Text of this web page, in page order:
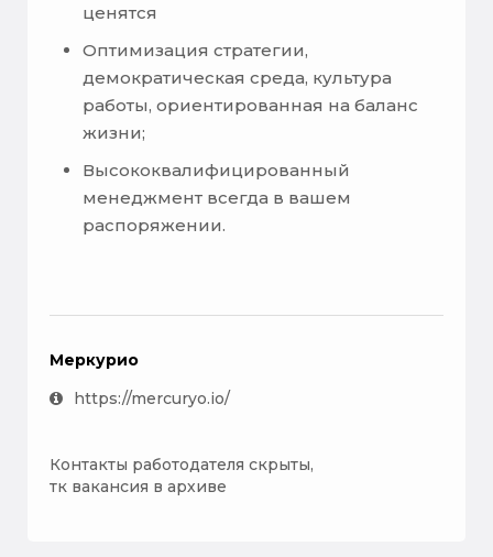
ценятся
Оптимизация стратегии,
демократическая среда, культура
работы, ориентированная на баланс
жизни;
Высококвалифицированный
менеджмент всегда в вашем
распоряжении.
Меркурио
https://mercuryo.io/
Контакты работодателя скрыты,
тк вакансия в архиве